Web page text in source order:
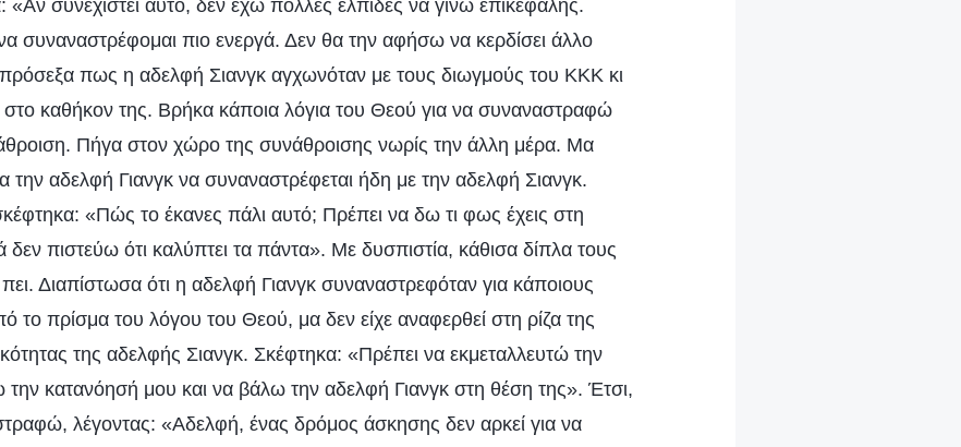
συνεχιστεί αυτό, δεν έχω πολλές ελπίδες να γίνω επικεφαλής.
να συναναστρέφομαι πιο ενεργά. Δεν θα την αφήσω να κερδίσει άλλο
πως η αδελφή Σιανγκ αγχωνόταν με τους διωγμούς του ΚΚΚ κι
στο καθήκον της. Βρήκα κάποια λόγια του Θεού για να συναναστραφώ
Πήγα στον χώρο της συνάθροισης νωρίς την άλλη μέρα. Μα
την αδελφή Γιανγκ να συναναστρέφεται ήδη με την αδελφή Σιανγκ.
«Πώς το έκανες πάλι αυτό; Πρέπει να δω τι φως έχεις στη
πιστεύω ότι καλύπτει τα πάντα». Με δυσπιστία, κάθισα δίπλα τους
Διαπίστωσα ότι η αδελφή Γιανγκ συναναστρεφόταν για κάποιους
το πρίσμα του λόγου του Θεού, μα δεν είχε αναφερθεί στη ρίζα της
της αδελφής Σιανγκ. Σκέφτηκα: «Πρέπει να εκμεταλλευτώ την
την κατανόησή μου και να βάλω την αδελφή Γιανγκ στη θέση της». Έτσι,
λέγοντας: «Αδελφή, ένας δρόμος άσκησης δεν αρκεί για να